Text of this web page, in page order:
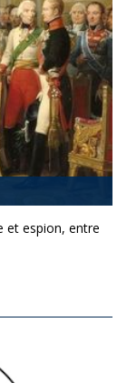
et espion, entre